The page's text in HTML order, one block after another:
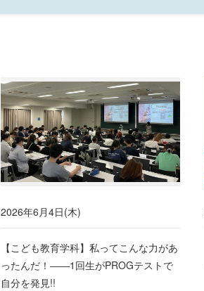
2026年6月4日(木)
【こども教育学科】私ってこんな力があ
ったんだ！――1回生がPROGテストで
自分を発見!!